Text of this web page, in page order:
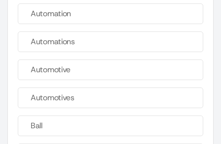
Automation
Automations
Automotive
Automotives
Ball